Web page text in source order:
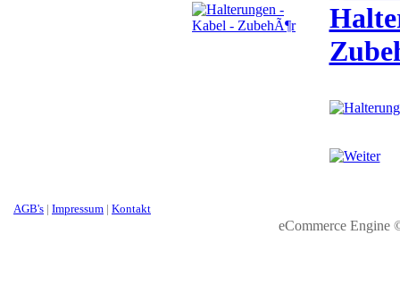
AGB's Impressum Kontakt
eCommerce Engine